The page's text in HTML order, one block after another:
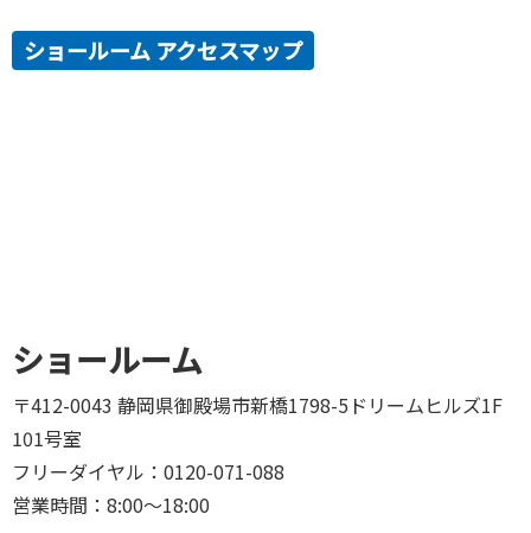
ショールーム アクセスマップ
ショールーム
〒412-0043 静岡県御殿場市新橋1798-5ドリームヒルズ1F
101号室
フリーダイヤル：0120-071-088
営業時間：8:00～18:00